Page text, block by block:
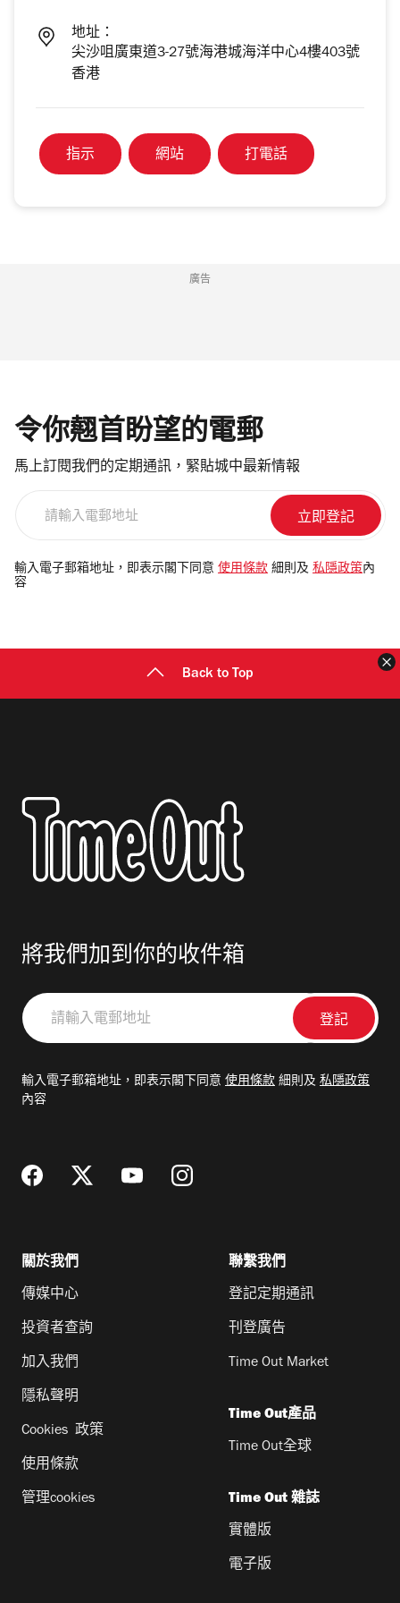
地址：
尖沙咀廣東道3-27號海港城海洋中心4樓403號
香港
指示 網站 打電話
廣告
令你翹首盼望的電郵
馬上訂閱我們的定期通訊，緊貼城中最新情報
電
郵
輸入電子郵箱地址，即表示閣下同意 使用條款 細則及 私隱政策 內
容
Back to Top
將我們加到你的收件箱
請
輸
郵
輸入電子郵箱地址，即表示閣下同意 使用條款 細則及 私隱政策
內容
關於我們
傳媒中心
投資者查詢
加入我們
隱私聲明
Cookies 政策
使用條款
管理cookies
聯繫我們
登記定期通訊
刊登廣告
Time Out Market
Time Out產品
Time Out全球
Time Out 雜誌
實體版
電子版